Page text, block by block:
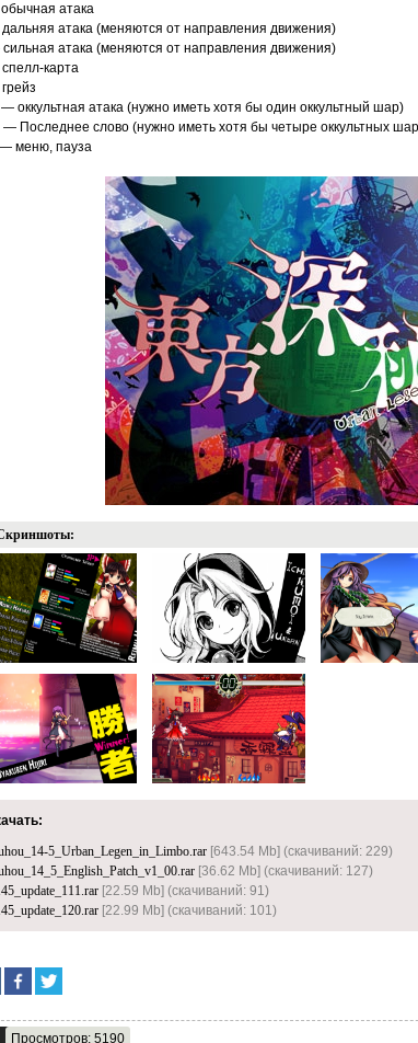
атака
атака (меняются от направления движения)
атака (меняются от направления движения)
карта
оккультная атака (нужно иметь хотя бы один оккультный шар)
— Последнее слово (нужно иметь хотя бы четыре оккультных
— меню, пауза
5_Urban_Legen_in_Limbo.rar [643.54 Mb] (cкачиваний: 229)
[36.62 Mb] (cкачиваний: 127)
[22.59 Mb] (cкачиваний: 91)
[22.99 Mb] (cкачиваний: 101)
Просмотров: 5190